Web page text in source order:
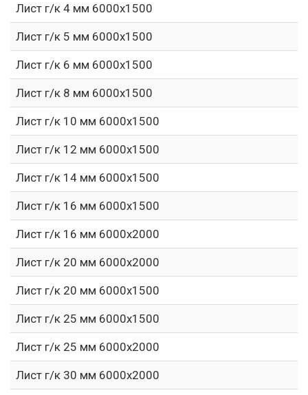
Лист г/к 4 мм 6000х1500
Лист г/к 5 мм 6000х1500
Лист г/к 6 мм 6000х1500
Лист г/к 8 мм 6000х1500
Лист г/к 10 мм 6000х1500
Лист г/к 12 мм 6000х1500
Лист г/к 14 мм 6000х1500
Лист г/к 16 мм 6000х1500
Лист г/к 16 мм 6000х2000
Лист г/к 20 мм 6000х2000
Лист г/к 20 мм 6000х1500
Лист г/к 25 мм 6000х1500
Лист г/к 25 мм 6000х2000
Лист г/к 30 мм 6000х2000